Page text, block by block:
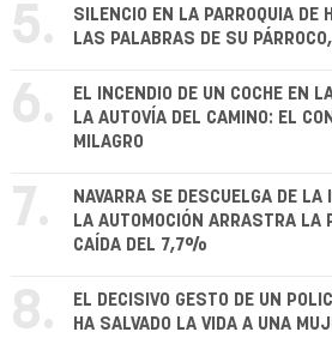
5.
SILENCIO EN LA PARROQUIA DE
LAS PALABRAS DE SU
6.
EL INCENDIO DE UN COCHE EN
LA AUTOVÍA DEL CAMINO: EL
MILAGRO
7.
NAVARRA SE DESCUELGA DE
LA AUTOMOCIÓN ARRASTRA LA
CAÍDA DEL 7,7%
8.
EL DECISIVO GESTO DE UN
HA SALVADO LA VIDA A UNA